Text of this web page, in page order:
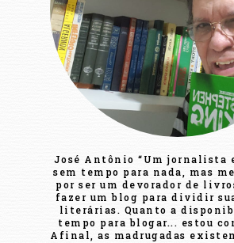
José Antônio “Um jornalista
sem tempo para nada, mas
por ser um devorador de
fazer um blog para dividir
literárias. Quanto a
tempo para blogar... estou
Afinal, as madrugadas